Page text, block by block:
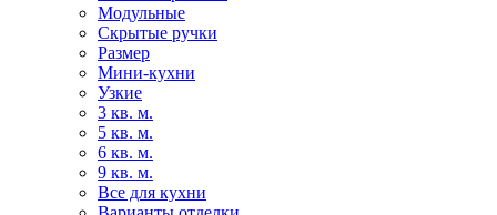
Модульные
Скрытые ручки
Размер
Мини-кухни
Узкие
3 кв. м.
5 кв. м.
6 кв. м.
9 кв. м.
Все для кухни